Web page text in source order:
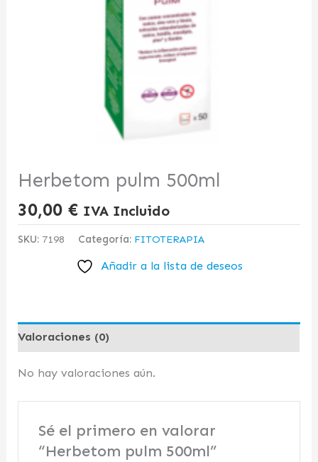
Herbetom pulm 500ml
30,00 € IVA Incluido
SKU: 7198 Categoría: FITOTERAPIA
Añadir a la lista de deseos
Valoraciones (0)
No hay valoraciones aún.
Sé el primero en valorar
“Herbetom pulm 500ml”